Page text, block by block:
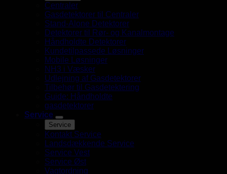
Centraler
Gasdetektorer til Centraler
Stand-Alone Detektorer
Detektorer til Rør- og Kanalmontage
Håndholdte Detektorer
Kundetilpassede Løsninger
Mobile Løsninger
NH3 i Væsker
Udlejning af Gasdetektorer
Tilbehør til Gasdetektering
Guide: Håndholdte
gasdetektorer
Service
Service
Kontakt Service
Landsdækkende Service
Service Vest
Service Øst
Vagtordning